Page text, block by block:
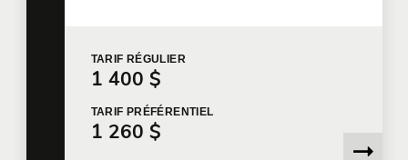
TARIF RÉGULIER
1 400 $
TARIF PRÉFÉRENTIEL
1 260 $